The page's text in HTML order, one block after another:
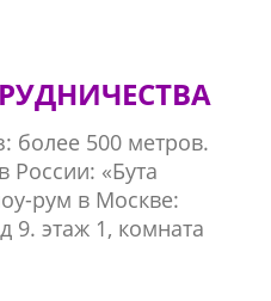
более 500 метров.
России: «Бута
рум в Москве:
9. этаж 1, комната